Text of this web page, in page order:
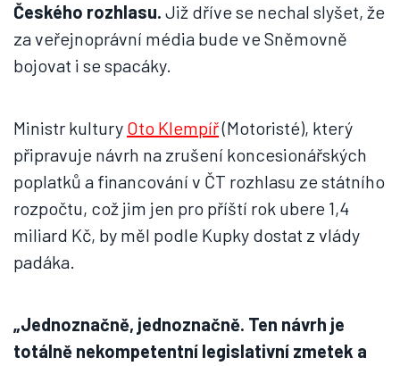
Českého rozhlasu. Již dříve se nechal slyšet, že
za veřejnoprávní média bude ve Sněmovně
bojovat i se spacáky.
Ministr kultury Oto Klempíř(Motoristé), který
připravuje návrh na zrušení koncesionářských
poplatků a financování v ČT rozhlasu ze státního
rozpočtu, což jim jen pro příští rok ubere 1,4
miliard Kč, by měl podle Kupky dostat z vlády
padáka.
„Jednoznačně, jednoznačně. Ten návrh je
totálně nekompetentní legislativní zmetek a